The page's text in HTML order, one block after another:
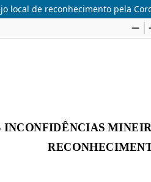
local de reconhecimento pela